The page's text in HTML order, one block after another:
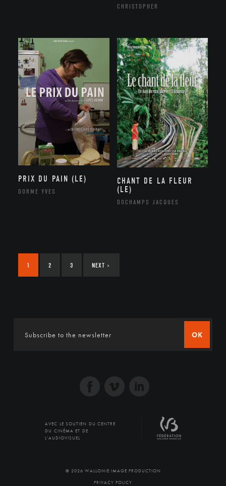
CHRISTOPHER
PRIX DU PAIN (LE)
DORME YVES
CHANT DE LA FLEUR
(LE)
DOCHAMPS JACQUES
1 2 3 NEXT ›
OK
AVEC LE SOUTIEN DU CENTRE
DU CINÉMA ET DE
L'AUDIOVISUEL
© 2026 WALLONIE IMAGE PRODUCTION
PRIVACY POLICY